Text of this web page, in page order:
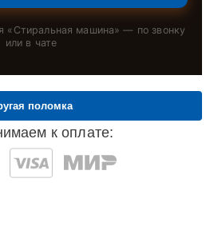
« Стиральная машина» — по звонку
или в чате
к оплате:
поломка